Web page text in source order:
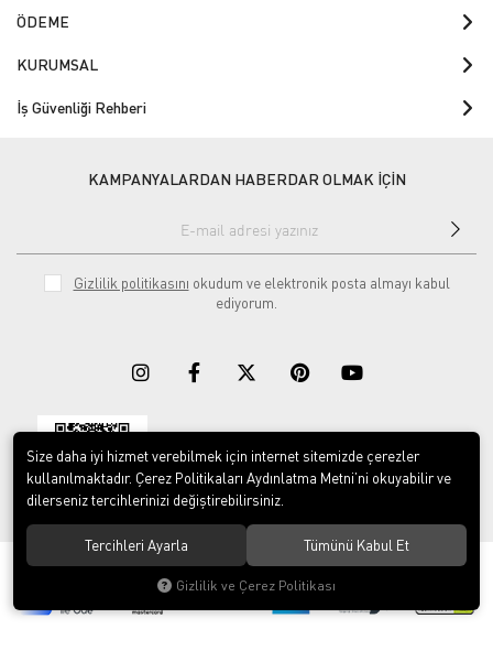
ÖDEME
KURUMSAL
İş Güvenliği Rehberi
KAMPANYALARDAN HABERDAR OLMAK İÇİN
Gizlilik politikasını okudum ve elektronik posta almayı kabul
ediyorum.
Download on the
App Store
Download on
Google play
© 2023ERY İş Güvenliği Ekipmanları. Tüm hakları saklıdır.
Size daha iyi hizmet verebilmek için internet sitemizde çerezler
kullanılmaktadır. Çerez Politikaları Aydınlatma Metni’ni okuyabilir ve
dilerseniz tercihlerinizi değiştirebilirsiniz.
Tercihleri Ayarla Tümünü Kabul Et
Gizlilik ve Çerez Politikası